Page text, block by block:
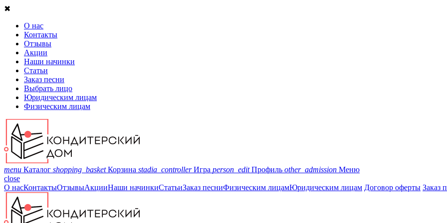
✖
О нас
Контакты
Отзывы
Акции
Наши начинки
Статьи
Заказ песни
Выбрать лицо
Юридическим лицам
Физическим лицам
menu Каталог shopping_basket Корзина stadia_controller Игра person_edit Профиль other_admission Меню
close
О насКонтактыОтзывыАкцииНаши начинкиСтатьиЗаказ песниФизическим лицамЮридическим лицам Договор оферты Заказ